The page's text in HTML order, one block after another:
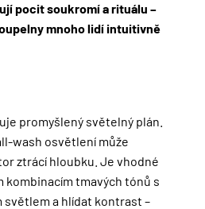
pocit soukromí a rituálu –
mnoho lidí intuitivně
promyšlený světelný plán.
wash osvětlení může
ztrácí hloubku. Je vhodné
kombinacím tmavých tónů s
světlem a hlídat kontrast –